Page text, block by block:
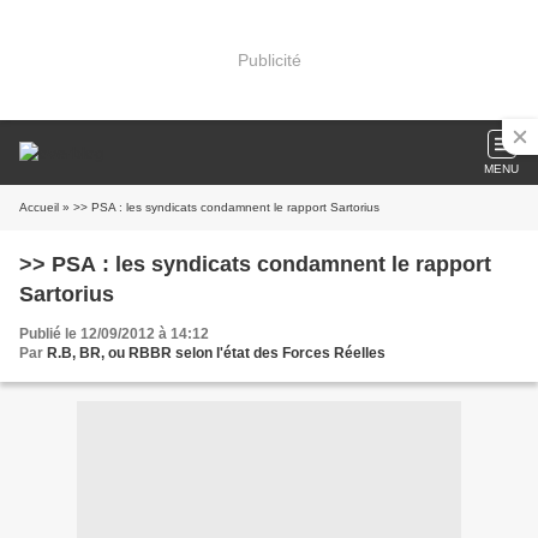
Publicité
MENU
Accueil » >> PSA : les syndicats condamnent le rapport Sartorius
>> PSA : les syndicats condamnent le rapport
Sartorius
Publié le 12/09/2012 à 14:12
Par R.B, BR, ou RBBR selon l'état des Forces Réelles